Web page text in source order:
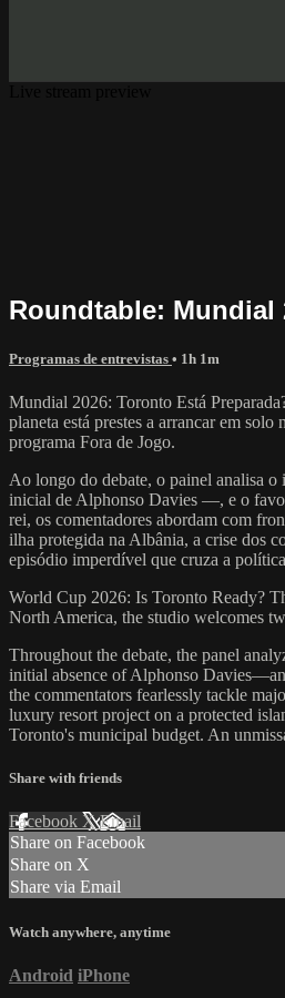
Roundtable: Mundial
Programas de entrevistas • 1h 1m
Mundial 2026: Toronto Está
planeta está prestes a arrancar em
programa Fora de Jogo.
Ao longo do debate, o painel analisa o
inicial de Alphonso Davies —, e o
rei, os comentadores abordam com
ilha protegida na Albânia, a crise dos
episódio imperdível que cruza a
World Cup 2026: Is Toronto Ready?
North America, the studio welcomes
Throughout the debate, the panel
initial absence of Alphonso
the commentators fearlessly tackle
luxury resort project on a protected
Toronto's municipal budget. An
Share with friends
Facebook XEmail
Share on Facebook
Share on X
Share via Email
Watch anywhere, anytime
Android iPhone